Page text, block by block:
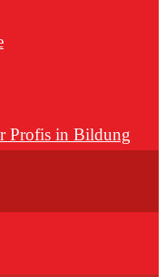
Profis in Bildung